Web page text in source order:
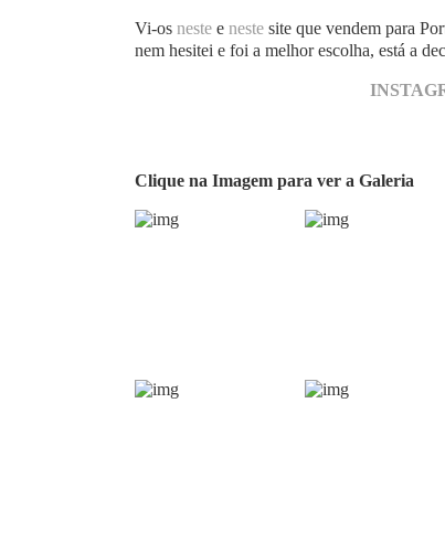
Vi-os neste e neste site que vendem para
nem hesitei e foi a melhor escolha, está a
Clique na Imagem para ver a Galeria